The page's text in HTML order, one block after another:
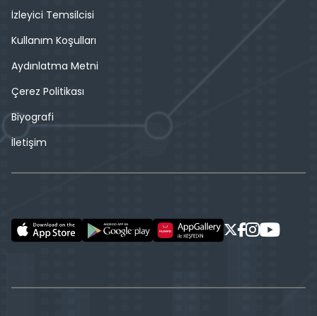
İzleyici Temsilcisi
Kullanım Koşulları
Aydınlatma Metni
Çerez Politikası
Biyografi
İletişim